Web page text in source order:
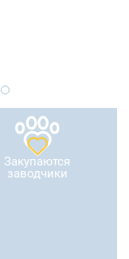
Закупаются
заводчики